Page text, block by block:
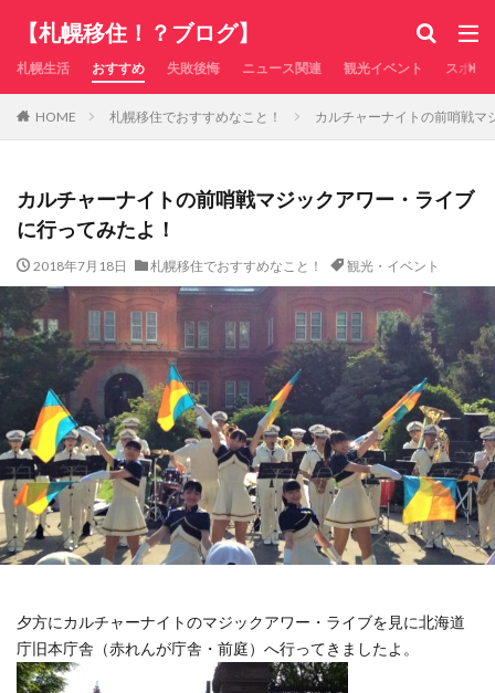
【札幌移住！？ブログ】
札幌生活 おすすめ 失敗後悔 ニュース関連 観光イベント スポー
HOME 札幌移住でおすすめなこと！ カルチャーナイトの前哨戦マ
カルチャーナイトの前哨戦マジックアワー・ライブ
に行ってみたよ！
2018年7月18日 札幌移住でおすすめなこと！ 観光・イベント
夕方にカルチャーナイトのマジックアワー・ライブを見に北海道
庁旧本庁舎（赤れんが庁舎・前庭）へ行ってきましたよ。